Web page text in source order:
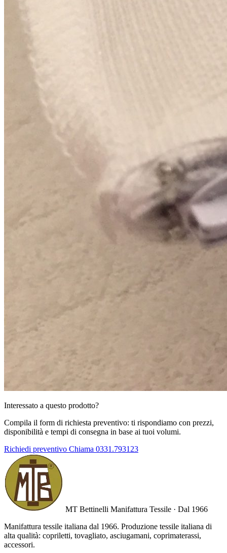
Interessato a questo prodotto?
Compila il form di richiesta preventivo: ti rispondiamo con prezzi,
disponibilità e tempi di consegna in base ai tuoi volumi.
Richiedi preventivo Chiama 0331.793123
MT Bettinelli Manifattura Tessile · Dal 1966
Manifattura tessile italiana dal 1966. Produzione tessile italiana di
alta qualità: copriletti, tovagliato, asciugamani, coprimaterassi,
accessori.